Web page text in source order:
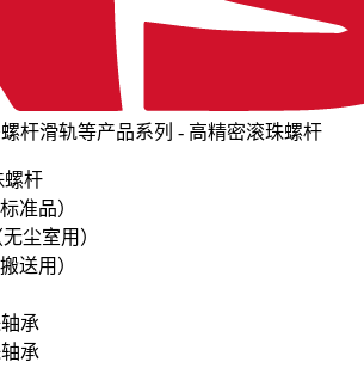
杆滑轨等产品系列 - 高精密滚珠螺杆
螺杆
准品）
尘室用）
送用）
承
承